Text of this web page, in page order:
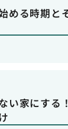
める時期と
い家にする